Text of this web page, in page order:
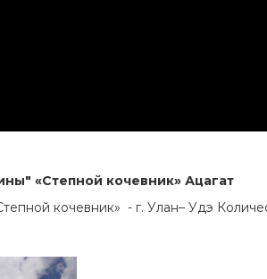
«Степной кочевник» Ацагат
кочевник» - г. Улан– Удэ